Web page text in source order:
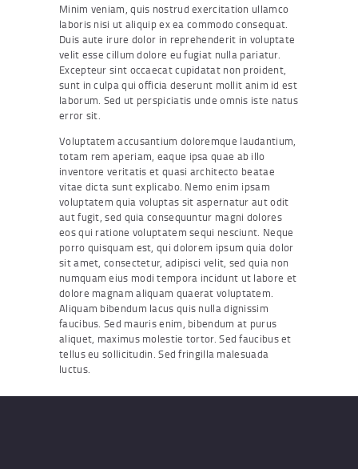
Minim veniam, quis nostrud exercitation ullamco
laboris nisi ut aliquip ex ea commodo consequat.
Duis aute irure dolor in reprehenderit in voluptate
velit esse cillum dolore eu fugiat nulla pariatur.
Excepteur sint occaecat cupidatat non proident,
sunt in culpa qui officia deserunt mollit anim id est
laborum. Sed ut perspiciatis unde omnis iste natus
error sit.
Voluptatem accusantium doloremque laudantium,
totam rem aperiam, eaque ipsa quae ab illo
inventore veritatis et quasi architecto beatae
vitae dicta sunt explicabo. Nemo enim ipsam
voluptatem quia voluptas sit aspernatur aut odit
aut fugit, sed quia consequuntur magni dolores
eos qui ratione voluptatem sequi nesciunt. Neque
porro quisquam est, qui dolorem ipsum quia dolor
sit amet, consectetur, adipisci velit, sed quia non
numquam eius modi tempora incidunt ut labore et
dolore magnam aliquam quaerat voluptatem.
Aliquam bibendum lacus quis nulla dignissim
faucibus. Sed mauris enim, bibendum at purus
aliquet, maximus molestie tortor. Sed faucibus et
tellus eu sollicitudin. Sed fringilla malesuada
luctus.